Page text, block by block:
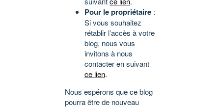
Pour le propriétaire :
Si vous souhaitez
rétablir l’accès à votre
blog, nous vous
invitons à nous
contacter en suivant
ce lien.
Nous espérons que ce blog
pourra être de nouveau